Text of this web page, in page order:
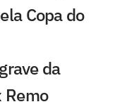
Copa do
da
Remo